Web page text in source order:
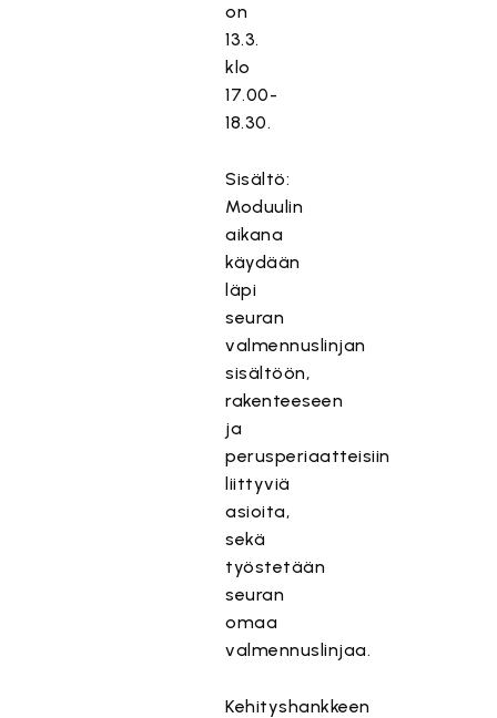
on
13.3.
klo
17.00-
18.30.
Sisältö:
Moduulin
aikana
käydään
läpi
seuran
valmennuslinjan
sisältöön,
rakenteeseen
ja
perusperiaatteisiin
liittyviä
asioita,
sekä
työstetään
seuran
omaa
valmennuslinjaa.
Kehityshankkeen